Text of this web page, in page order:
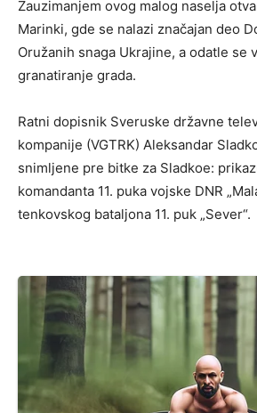
Zauzimanjem ovog malog naselja
Marinki, gde se nalazi značajan deo
Oružanih snaga Ukrajine, a odatle se
granatiranje grada.
Ratni dopisnik Sveruske državne
kompanije (VGTRK) Aleksandar
snimljene pre bitke za Sladkoe:
komandanta 11. puka vojske DNR
tenkovskog bataljona 11. puk „Sever“.